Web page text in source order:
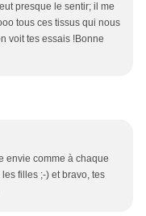
presque le sentir; il me
tous ces tissus qui nous
voit tes essais !Bonne
envie comme à chaque
filles ;-) et bravo, tes